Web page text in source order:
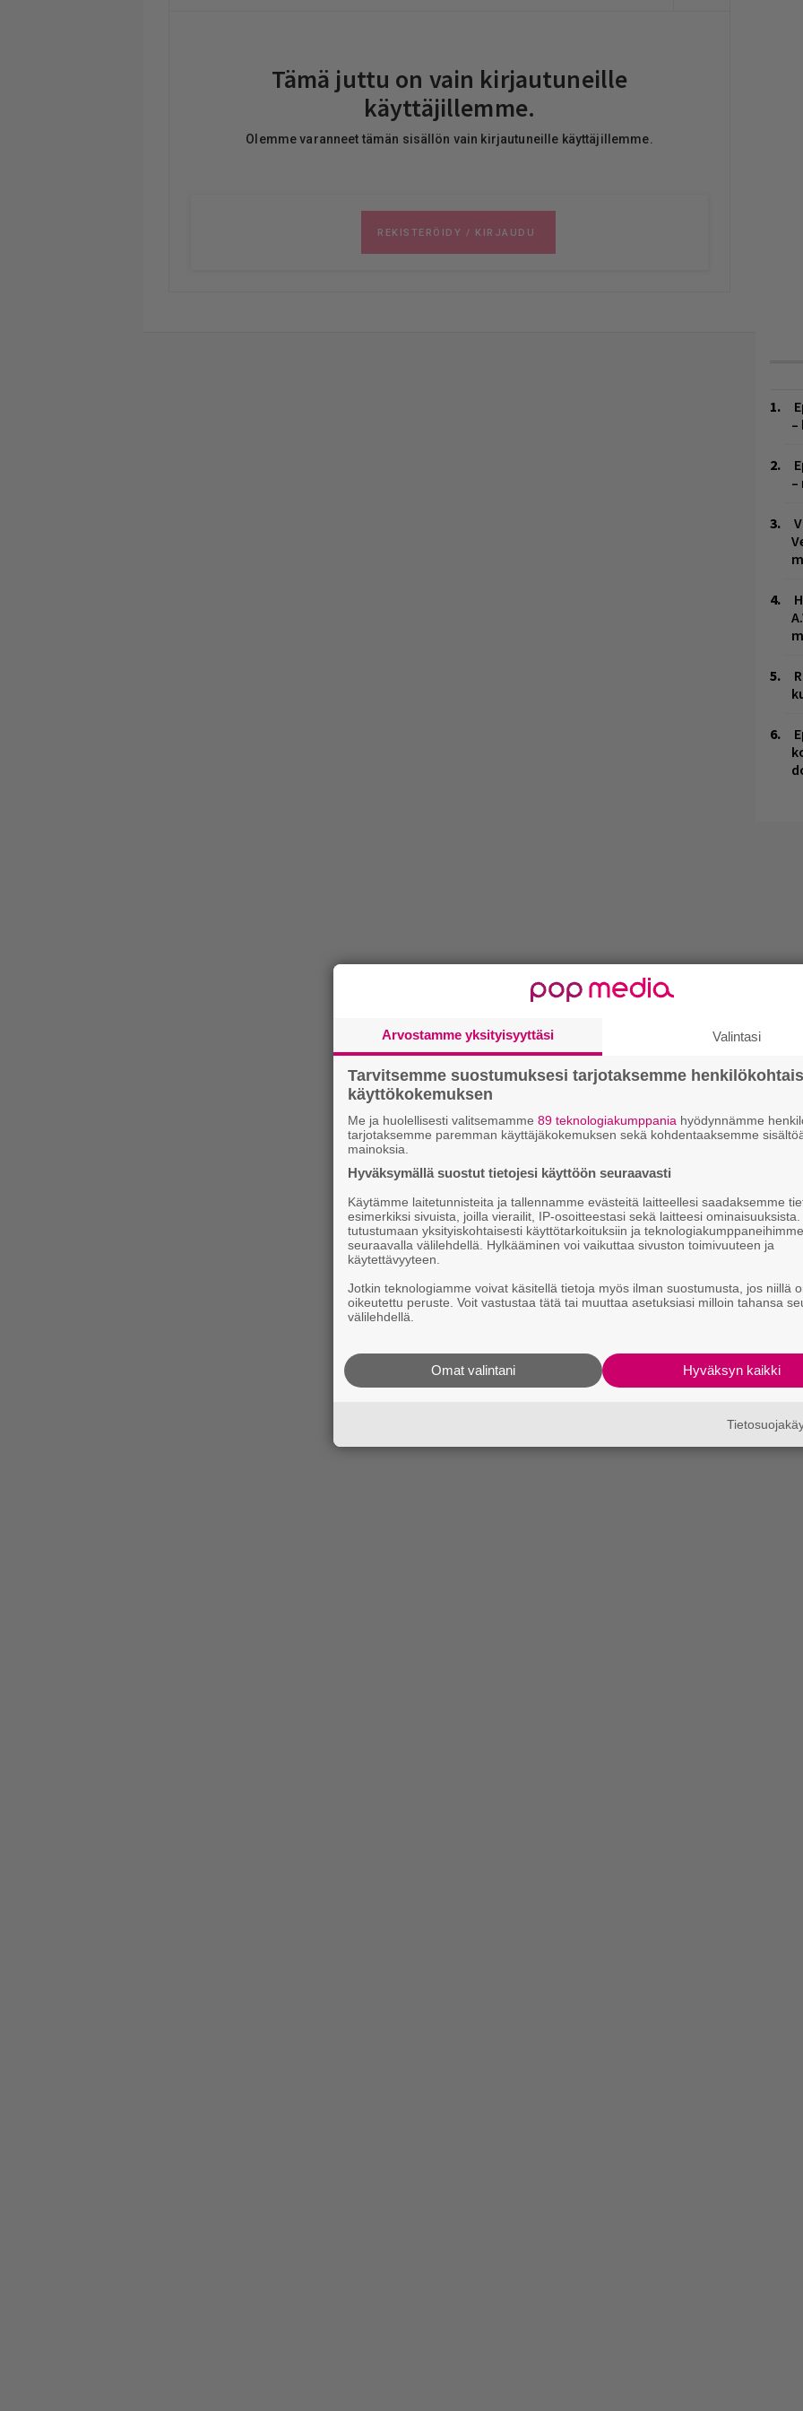
–
Arvostamme yksityisyyttäsi Valintasi
Tarvitsemme suostumuksesi tarjotaksemme
käyttökokemuksen
Me ja huolellisesti valitsemamme 89 teknologiakumppania hyödynnämme
tarjotaksemme paremman käyttäjäkokemuksen sekä kohdentaaksemme
mainoksia.
Hyväksymällä suostut tietojesi käyttöön seuraavasti
Käytämme laitetunnisteita ja tallennamme evästeitä laitteellesi saadaksemme
esimerkiksi sivuista, joilla vierailit, IP-osoitteestasi sekä laitteesi
tutustumaan yksityiskohtaisesti käyttötarkoituksiin ja teknologiakumppaneihimme
seuraavalla välilehdellä. Hylkääminen voi vaikuttaa sivuston toimivuuteen ja
käytettävyyteen.
Jotkin teknologiamme voivat käsitellä tietoja myös ilman suostumusta, jos niillä
oikeutettu peruste. Voit vastustaa tätä tai muuttaa asetuksiasi milloin tahansa
välilehdellä.
Hyväksyn kaikki
Omat valintani